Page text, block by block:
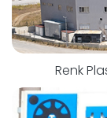
Renk